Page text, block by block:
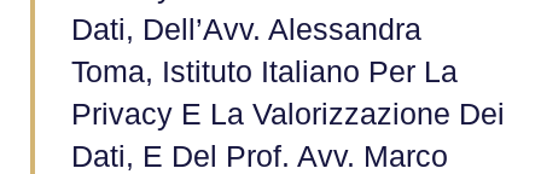
Dati, Dell’Avv. Alessandra
Toma, Istituto Italiano Per La
Privacy E La Valorizzazione Dei
Dati, E Del Prof. Avv. Marco